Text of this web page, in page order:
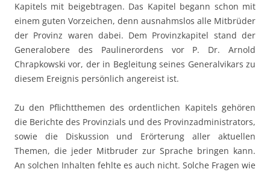
Kapitels mit beigebtragen. Das Kapitel begann schon mit
einem guten Vorzeichen, denn ausnahmslos alle Mitbrüder
der Provinz waren dabei. Dem Provinzkapitel stand der
Generalobere des Paulinerordens vor P. Dr. Arnold
Chrapkowski vor, der in Begleitung seines Generalvikars zu
diesem Ereignis persönlich angereist ist.
Zu den Pflichtthemen des ordentlichen Kapitels gehören
die Berichte des Provinzials und des Provinzadministrators,
sowie die Diskussion und Erörterung aller aktuellen
Themen, die jeder Mitbruder zur Sprache bringen kann.
An solchen Inhalten fehlte es auch nicht. Solche Fragen wie